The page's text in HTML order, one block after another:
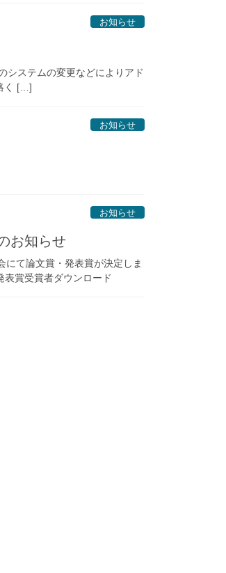
お知らせ
システムの変更などによりアド
く […]
お知らせ
お知らせ
お知らせ
て論文賞・発表賞が決定しま
表賞受賞者ダウンロード